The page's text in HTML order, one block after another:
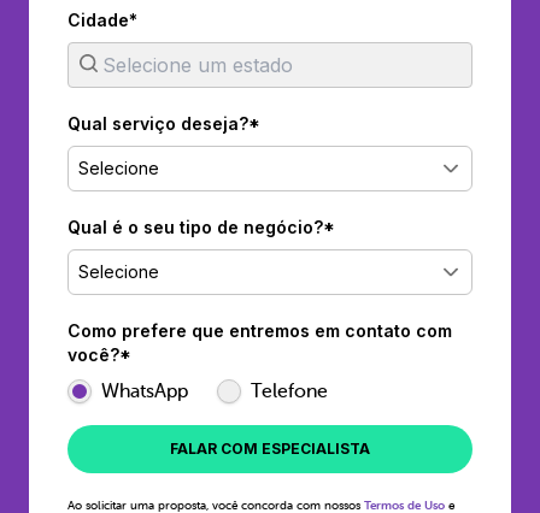
Cidade*
Qual serviço deseja?*
Selecione
Qual é o seu tipo de negócio?*
Selecione
Como prefere que entremos em contato com
você?*
WhatsApp Telefone
FALAR COM ESPECIALISTA
Ao solicitar uma proposta, você concorda com nossos Termos de Uso e